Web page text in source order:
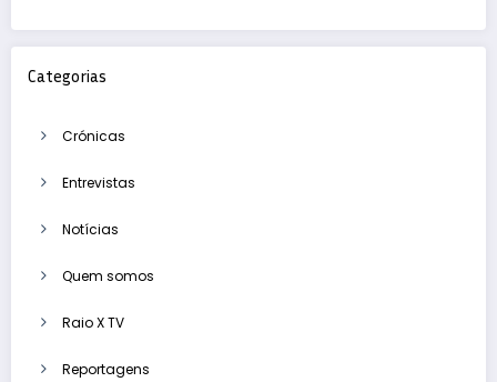
Categorias
Crónicas
Entrevistas
Notícias
Quem somos
Raio X TV
Reportagens